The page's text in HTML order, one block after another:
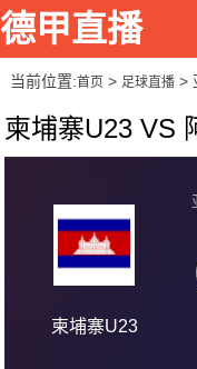
德甲直播
当前位置:首页> 足球直播>
柬埔寨U23 VS
柬埔寨U23